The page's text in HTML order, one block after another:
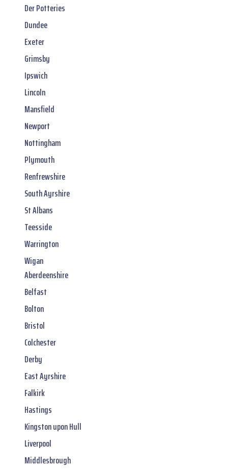
Der Potteries
Dundee
Exeter
Grimsby
Ipswich
Lincoln
Mansfield
Newport
Nottingham
Plymouth
Renfrewshire
South Ayrshire
St Albans
Teesside
Warrington
Wigan
Aberdeenshire
Belfast
Bolton
Bristol
Colchester
Derby
East Ayrshire
Falkirk
Hastings
Kingston upon Hull
Liverpool
Middlesbrough